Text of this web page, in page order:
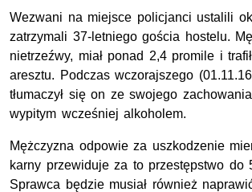
Wezwani na miejsce policjanci ustalili
zatrzymali 37-letniego gościa hostelu.
nietrzeźwy, miał ponad 2,4 promile i
aresztu. Podczas wczorajszego
tłumaczył się on ze swojego
wypitym wcześniej alkoholem.
Mężczyzna odpowie za uszkodzenie
karny przewiduje za to przestępstwo do
Sprawca będzie musiał również